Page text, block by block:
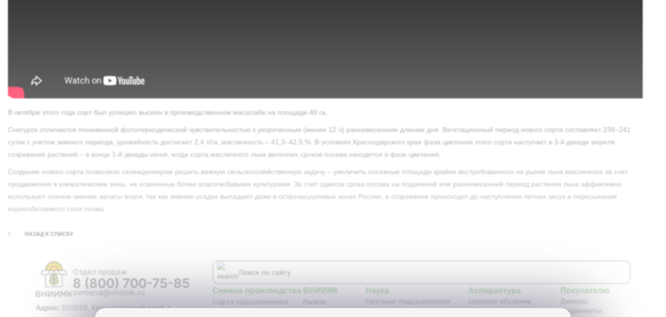
В октябре этого года сорт был успешно высеян в производственном масштабе на площади 40 га.
Снегурок отличается пониженной фотопериодической чувствительностью к укороченным (менее 12 ч) ранневесенним длинам дня. Вегетационный период нового сорта составляет 238–241
сутки с учетом зимнего периода, урожайность достигает 2,4 т/га, масличность – 41,3–42,5 %. В условиях Краснодарского края фаза цветения этого сорта наступает в 3-й декаде апреля,
созревание растений – в конце 1-й декады июня, когда сорта масличного льна весенних сроков посева находятся в фазе цветения.
Создание нового сорта позволило селекционерам решить важную сельскохозяйственную задачу – увеличить посевные площади крайне востребованного на рынке льна масличного за счет
продвижения в климатические зоны, не освоенные более влаголюбивыми культурами. За счет сдвигов срока посева на подзимний или ранневесенний период растения льна эффективно
используют осенне-зимние запасы влаги, так как зимние осадки выпадают даже в острозасушливых зонах России, а созревание происходит до наступления летних засух и пересыхания
корнеобитаемого слоя почвы.
НАЗАД К СПИСКУ
Отдел продаж
8 (800) 700-75-85
semena@vniimk.ru
Адрес:
350038, Краснодарский край, г.
Семена производства ВНИИМК
Сорта подсолнечника
Рыжик
Наука
Научные подразделения
Научные издания
Аспирантура
Целевое обучение
Новости аспирантуры
Покупателю
Дилеры
Лицензиаты